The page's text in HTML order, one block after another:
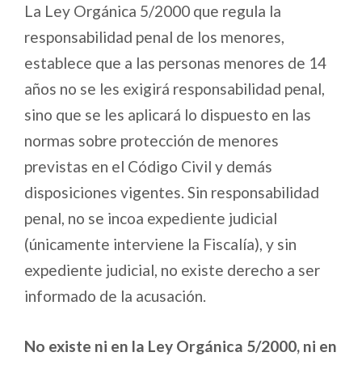
La Ley Orgánica 5/2000 que regula la
responsabilidad penal de los menores,
establece que a las personas menores de 14
años no se les exigirá responsabilidad penal,
sino que se les aplicará lo dispuesto en las
normas sobre protección de menores
previstas en el Código Civil y demás
disposiciones vigentes. Sin responsabilidad
penal, no se incoa expediente judicial
(únicamente interviene la Fiscalía), y sin
expediente judicial, no existe derecho a ser
informado de la acusación.
No existe ni en la Ley Orgánica 5/2000, ni en